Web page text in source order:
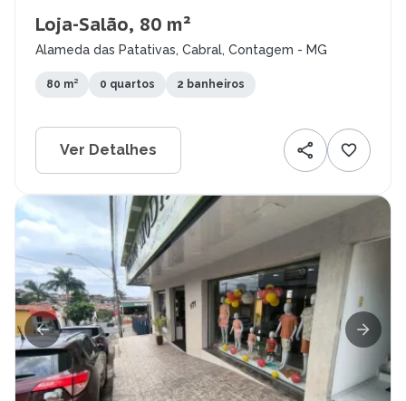
Loja-Salão, 80 m²
Alameda das Patativas, Cabral, Contagem - MG
80 m² 0 quartos 2 banheiros
Ver Detalhes